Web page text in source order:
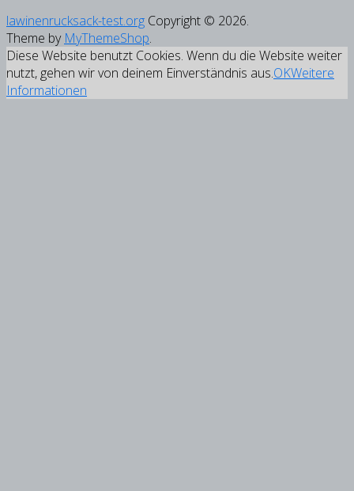
lawinenrucksack-test.org Copyright © 2026.
Theme by MyThemeShop.
Diese Website benutzt Cookies. Wenn du die Website weiter
nutzt, gehen wir von deinem Einverständnis aus.OKWeitere
Informationen